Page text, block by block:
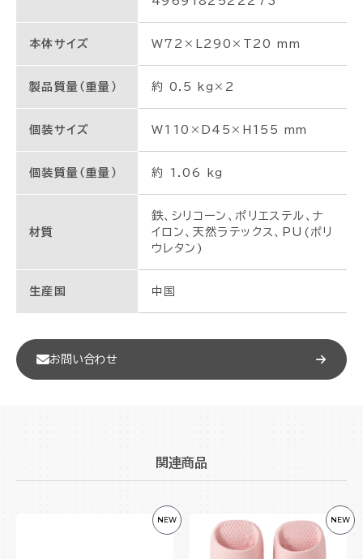
本体サイズ W72×L290×T20 mm
製品質量（重量） 約 0.5 kg×2
個装サイズ W110×D45×H155 mm
個装質量（重量） 約 1.06 kg
材質
鉄、シリコーン、ポリエステル、ナ
イロン、天然ラテックス、PU(ポリ
ウレタン)
生産国 中国
お問い合わせ
関連商品
NEW NEW